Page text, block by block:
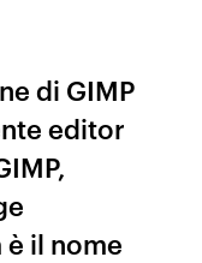
di GIMP
editor
il nome